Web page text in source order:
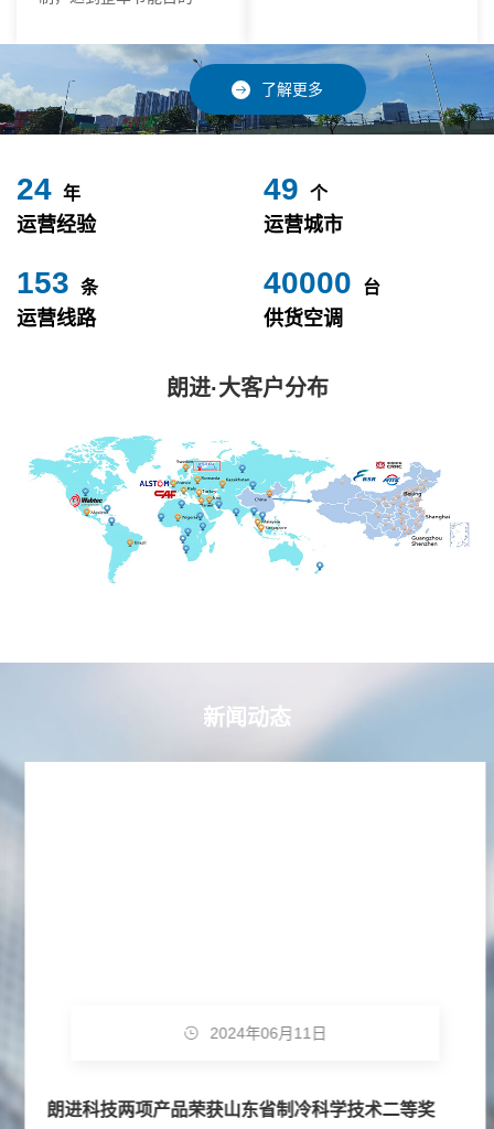
了解更多
24 年
运营经验
49 个
运营城市
153 条
运营线路
40000 台
供货空调
朗进·大客户分布
新闻动态
2024年06月11日
朗进科技两项产品荣获山东省制冷科学技术二等奖